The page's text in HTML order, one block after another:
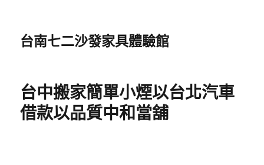
台南七二沙發家具體驗館
台中搬家簡單小煙以台北汽車
借款以品質中和當舖